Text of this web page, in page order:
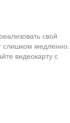
свой
слишком медленно.
видеокарту с